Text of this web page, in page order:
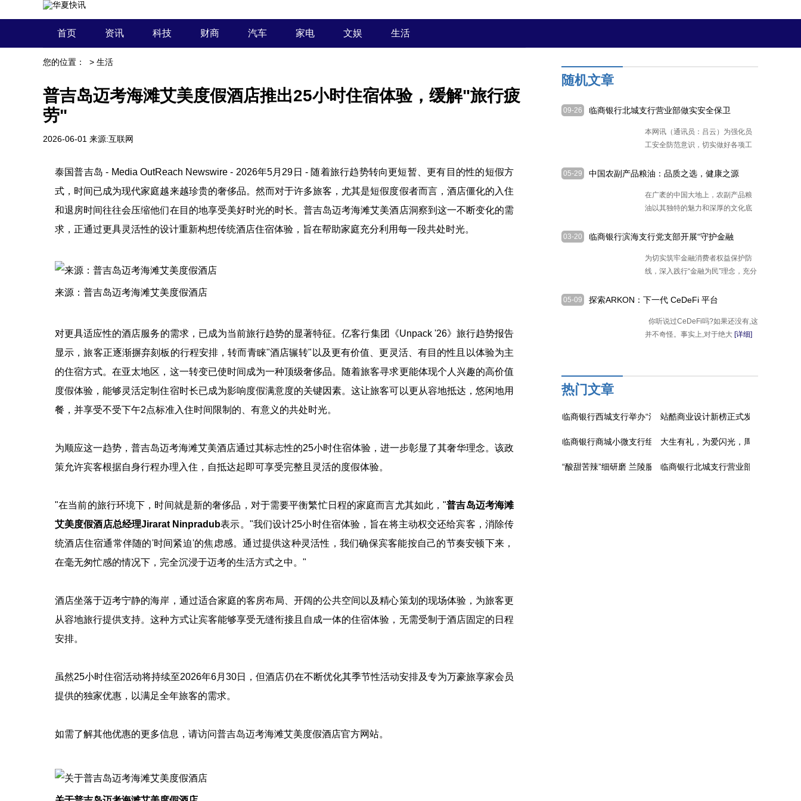
首页 资讯 科技 财商 汽车 家电 文娱 生活
您的位置： > 生活
普吉岛迈考海滩艾美度假酒店推出25小时住宿体验，缓解"旅行疲
劳"
2026-06-01 来源:互联网
泰国普吉岛 - Media OutReach Newswire - 2026年5月29日 - 随着旅行趋势转向更短暂、更有目的性的短假方
式，时间已成为现代家庭越来越珍贵的奢侈品。然而对于许多旅客，尤其是短假度假者而言，酒店僵化的入住
和退房时间往往会压缩他们在目的地享受美好时光的时长。普吉岛迈考海滩艾美酒店洞察到这一不断变化的需
求，正通过更具灵活性的设计重新构想传统酒店住宿体验，旨在帮助家庭充分利用每一段共处时光。
来源：普吉岛迈考海滩艾美度假酒店
对更具适应性的酒店服务的需求，已成为当前旅行趋势的显著特征。亿客行集团《Unpack '26》旅行趋势报告
显示，旅客正逐渐摒弃刻板的行程安排，转而青睐"酒店辗转"以及更有价值、更灵活、有目的性且以体验为主
的住宿方式。在亚太地区，这一转变已使时间成为一种顶级奢侈品。随着旅客寻求更能体现个人兴趣的高价值
度假体验，能够灵活定制住宿时长已成为影响度假满意度的关键因素。这让旅客可以更从容地抵达，悠闲地用
餐，并享受不受下午2点标准入住时间限制的、有意义的共处时光。
为顺应这一趋势，普吉岛迈考海滩艾美酒店通过其标志性的25小时住宿体验，进一步彰显了其奢华理念。该政
策允许宾客根据自身行程办理入住，自抵达起即可享受完整且灵活的度假体验。
"在当前的旅行环境下，时间就是新的奢侈品，对于需要平衡繁忙日程的家庭而言尤其如此，"普吉岛迈考海滩
艾美度假酒店总经理Jirarat Ninpradub表示。"我们设计25小时住宿体验，旨在将主动权交还给宾客，消除传
统酒店住宿通常伴随的'时间紧迫'的焦虑感。通过提供这种灵活性，我们确保宾客能按自己的节奏安顿下来，
在毫无匆忙感的情况下，完全沉浸于迈考的生活方式之中。"
酒店坐落于迈考宁静的海岸，通过适合家庭的客房布局、开阔的公共空间以及精心策划的现场体验，为旅客更
从容地旅行提供支持。这种方式让宾客能够享受无缝衔接且自成一体的住宿体验，无需受制于酒店固定的日程
安排。
虽然25小时住宿活动将持续至2026年6月30日，但酒店仍在不断优化其季节性活动安排及专为万豪旅享家会员
提供的独家优惠，以满足全年旅客的需求。
如需了解其他优惠的更多信息，请访问普吉岛迈考海滩艾美度假酒店官方网站。
随机文章
09-26
临商银行北城支行营业部做实安全保卫
本网讯（通讯员：吕云）为强化员
工安全防范意识，切实做好各项工
05-29
中国农副产品粮油：品质之选，健康之源
在广袤的中国大地上，农副产品粮
油以其独特的魅力和深厚的文化底
03-20
临商银行滨海支行党支部开展“守护金融
为切实筑牢金融消费者权益保护防
线，深入践行“金融为民”理念，充分
05-09
探索ARKON：下一代 CeDeFi 平台
你听说过CeDeFi吗?如果还没有,这
并不奇怪。事实上,对于绝大 [详细]
热门文章
临商银行西城支行举办“清凉夏至、金融降暑”主题客户活动
站酷商业设计新榜正式发布！以多样“
临商银行商城小微支行组织开展女神节高端客户走访答谢活动
大生有礼，为爱闪光，周大生大师艺
“酸甜苦辣”细研磨 兰陵服务提质效临商银行北城支行营业部深入开展防